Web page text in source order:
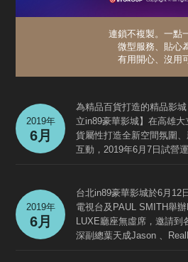
連鎖不複製。一點
微型服務、貼心
有用開心、沒用
2019年
6月
為精品百貨打造的精品影
立in89豪華影城】在高雄
貨屬性打造全新空間氛圍
互動，2019年6月7日試營
2019年
6月
台北in89豪華影城於6月12
電視台及PAUL SMITH舉
LUXE廳座無虛席，邀請到
深副總葉天成Jason 、
永文 Edman、美商索尼影